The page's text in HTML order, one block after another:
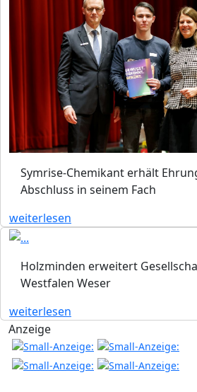
Symrise-Chemikant erhält
Abschluss in seinem Fach
weiterlesen
Holzminden erweitert
Westfalen Weser
weiterlesen
Anzeige